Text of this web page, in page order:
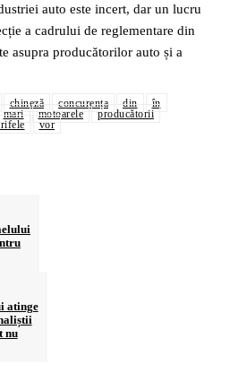
auto este incert, dar un lucru
a cadrului de reglementare din
asupra producătorilor auto și a
chineză concurența din
în
mari motoarele
producătorii
vor
atinge
nu